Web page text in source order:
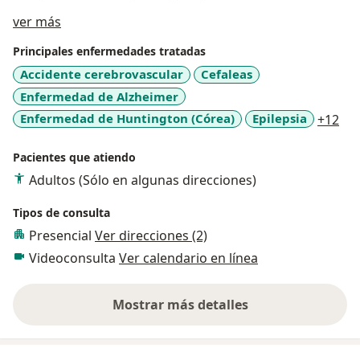
ver más
Principales enfermedades tratadas
Accidente cerebrovascular
Cefaleas
Enfermedad de Alzheimer
Enfermedad de Huntington (Córea)
Epilepsia +12
Pacientes que atiendo
Adultos (Sólo en algunas direcciones)
Tipos de consulta
Presencial Ver direcciones (2)
Videoconsulta Ver calendario en línea
Mostrar más detalles
sobre la experiencia